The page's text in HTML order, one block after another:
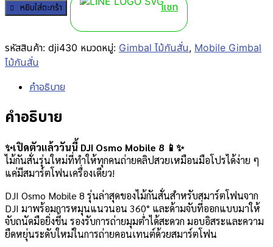
หยิบใส่ตะกร้า แชท
รหัสสินค้า: dji430 หมวดหมู่: Gimbal ไม้กันสั่น, Mobile Gimbal
ไม้กันสั่น
คำอธิบาย
คำอธิบาย
✨เปิดตัวแล้ววันนี้ DJI Osmo Mobile 8 📱✨
ไม้กันสั่นรุ่นใหม่ที่ทำให้ทุกคนถ่ายคลิปสวยเหมือนมือโปรได้ง่าย ๆ
แค่มีสมาร์ตโฟนเครื่องเดียว!
DJI Osmo Mobile 8 รุ่นล่าสุดของไม้กันสั่นสำหรับสมาร์ตโฟนจาก
DJI มาพร้อมการหมุนแนวนอน 360° และด้ามจับที่ออกแบบมาให้
จับถนัดมือยิ่งขึ้น รองรับการถ่ายมุมต่ำได้สะดวก มอบอิสระและความ
ยืดหยุ่นระดับใหม่ในการถ่ายคอนเทนต์ด้วยสมาร์ตโฟน